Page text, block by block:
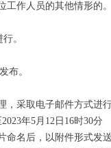
作人员的其他情形的。
。
布。
采取电子邮件方式进行
年5月12日16时30分
后，以附件形式发